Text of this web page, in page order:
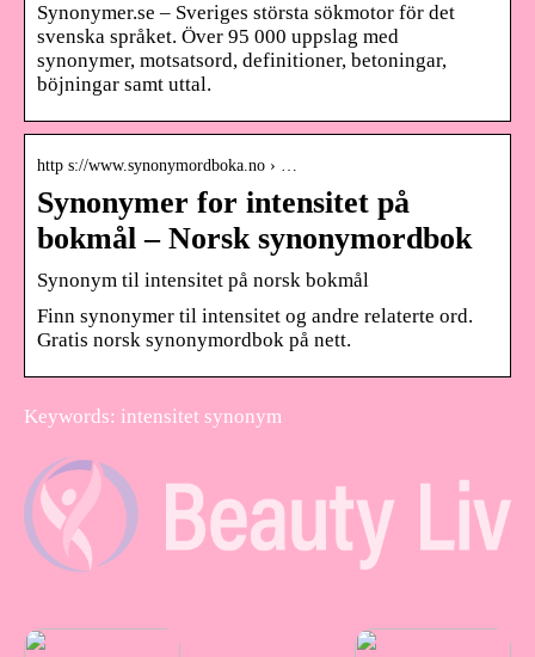
Synonymer.se – Sveriges största sökmotor för det
svenska språket. Över 95 000 uppslag med
synonymer, motsatsord, definitioner, betoningar,
böjningar samt uttal.
http s://www.synonymordboka.no › …
Synonymer for intensitet på
bokmål – Norsk synonymordbok
Synonym til intensitet på norsk bokmål
Finn synonymer til intensitet og andre relaterte ord.
Gratis norsk synonymordbok på nett.
Keywords: intensitet synonym